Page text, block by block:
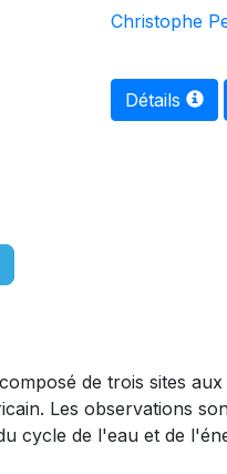
Christophe
Détails
de trois sites
Les observations
cycle de l'eau et de